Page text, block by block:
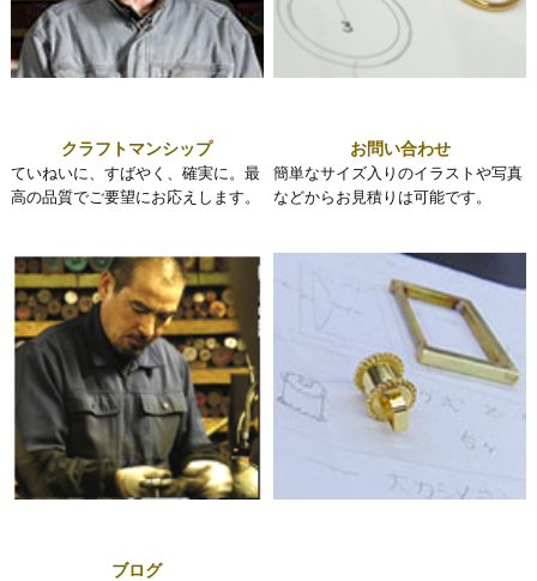
クラフトマンシップ
ていねいに、すばやく、確実に。最
高の品質でご要望にお応えします。
お問い合わせ
簡単なサイズ入りのイラストや写真
などからお見積りは可能です。
ブログ